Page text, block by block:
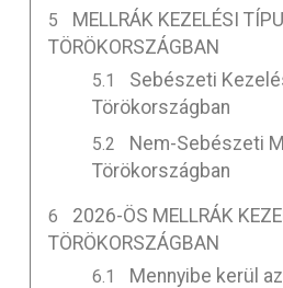
MELLRÁK KEZELÉSI
TÖRÖKORSZÁGBAN
Sebészeti
Törökországban
Nem-Sebészeti
Törökországban
2026-ÖS MELLRÁK
TÖRÖKORSZÁGBAN
Mennyibe kerül